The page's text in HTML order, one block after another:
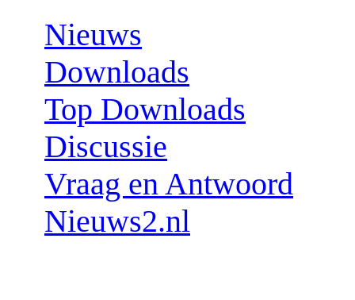
Nieuws
Downloads
Top Downloads
Discussie
Vraag en Antwoord
Nieuws2.nl